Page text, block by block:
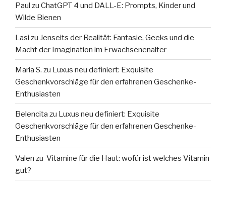
Paul zu ChatGPT 4 und DALL-E: Prompts, Kinder und
Wilde Bienen
Lasi zu Jenseits der Realität: Fantasie, Geeks und die
Macht der Imagination im Erwachsenenalter
Maria S. zu Luxus neu definiert: Exquisite
Geschenkvorschläge für den erfahrenen Geschenke-
Enthusiasten
Belencita zu Luxus neu definiert: Exquisite
Geschenkvorschläge für den erfahrenen Geschenke-
Enthusiasten
Valen zu Vitamine für die Haut: wofür ist welches Vitamin
gut?